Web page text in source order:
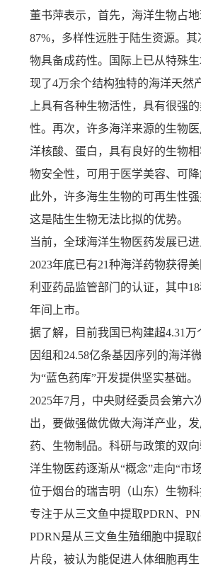
董书萍表示，首先，海洋生物占
87%，多样性远胜于陆生资源。
物具备成药性。国际上已从特殊
现了4万余个结构独特的海洋天然
上具有各种生物活性，具有很强
性。再次，许多海洋来源的生物
洋核酸、蛋白，具有良好的生物
物安全性，可用于医学美容、可降
此外，许多海生生物的可再生性强
这是陆生生物无法比拟的优势。
当前，全球海洋生物医药发展已
2023年底已有21种海洋药物获得
利亚药品监管部门的认证，其中
年间上市。
据了解，目前我国已构建超4.31
因组和24.58亿条基因序列的海洋
为“蓝色药库”开发提供坚实基础。
2025年7月，中央财经委员会第六
出，要做强做优做大海洋产业，
药、生物制品。科研与政策的双
洋生物医药逐渐从“概念”走向“市场
位于烟台的瑞吉明（山东）生物
专注于从三文鱼中提取PDRN、PN
PDRN是从三文鱼生殖细胞中提取
片段，被认为能促进人体细胞再